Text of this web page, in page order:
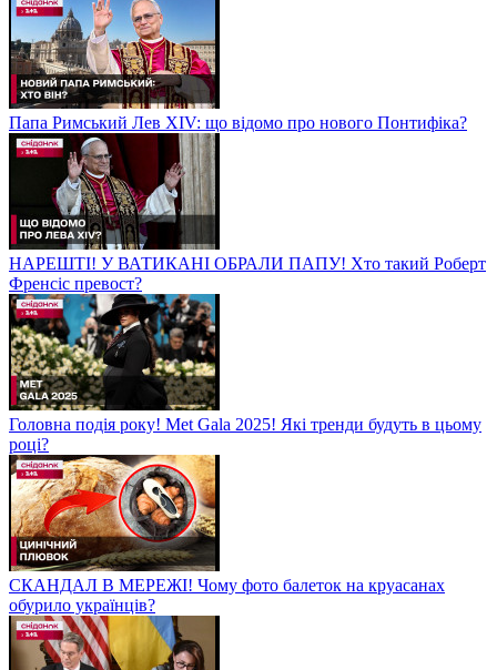
Папа Римський Лев XIV: що відомо про нового Понтифіка?
НАРЕШТІ! У ВАТИКАНІ ОБРАЛИ ПАПУ! Хто такий Роберт
Френсіс превост?
Головна подія року! Met Gala 2025! Які тренди будуть в цьому
році?
СКАНДАЛ В МЕРЕЖІ! Чому фото балеток на круасанах
обурило українців?